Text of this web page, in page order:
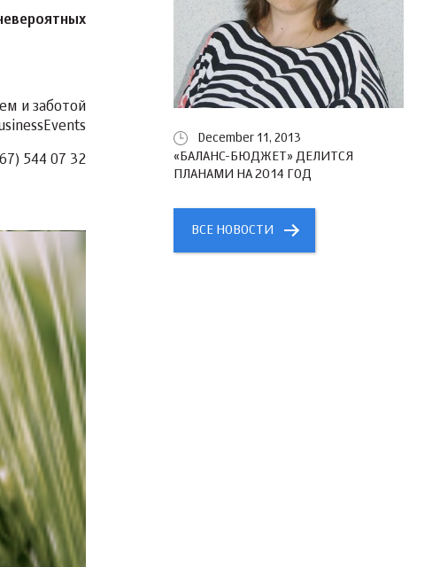
и заботой
544 07 32
December 11, 2013
«БАЛАНС-БЮДЖЕТ» ДЕЛИТСЯ
ПЛАНАМИ НА 2014 ГОД
ВСЕ НОВОСТИ